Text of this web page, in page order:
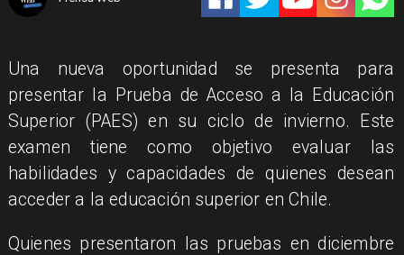
Una nueva oportunidad se presenta para
presentar la Prueba de Acceso a la Educación
Superior (PAES) en su ciclo de invierno. Este
examen tiene como objetivo evaluar las
habilidades y capacidades de quienes desean
acceder a la educación superior en Chile.
Quienes presentaron las pruebas en diciembre